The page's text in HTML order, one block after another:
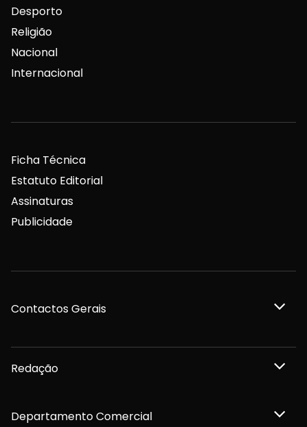
Desporto
Religião
Nacional
Internacional
Ficha Técnica
Estatuto Editorial
Assinaturas
Publicidade
Contactos Gerais
Redação
Departamento Comercial